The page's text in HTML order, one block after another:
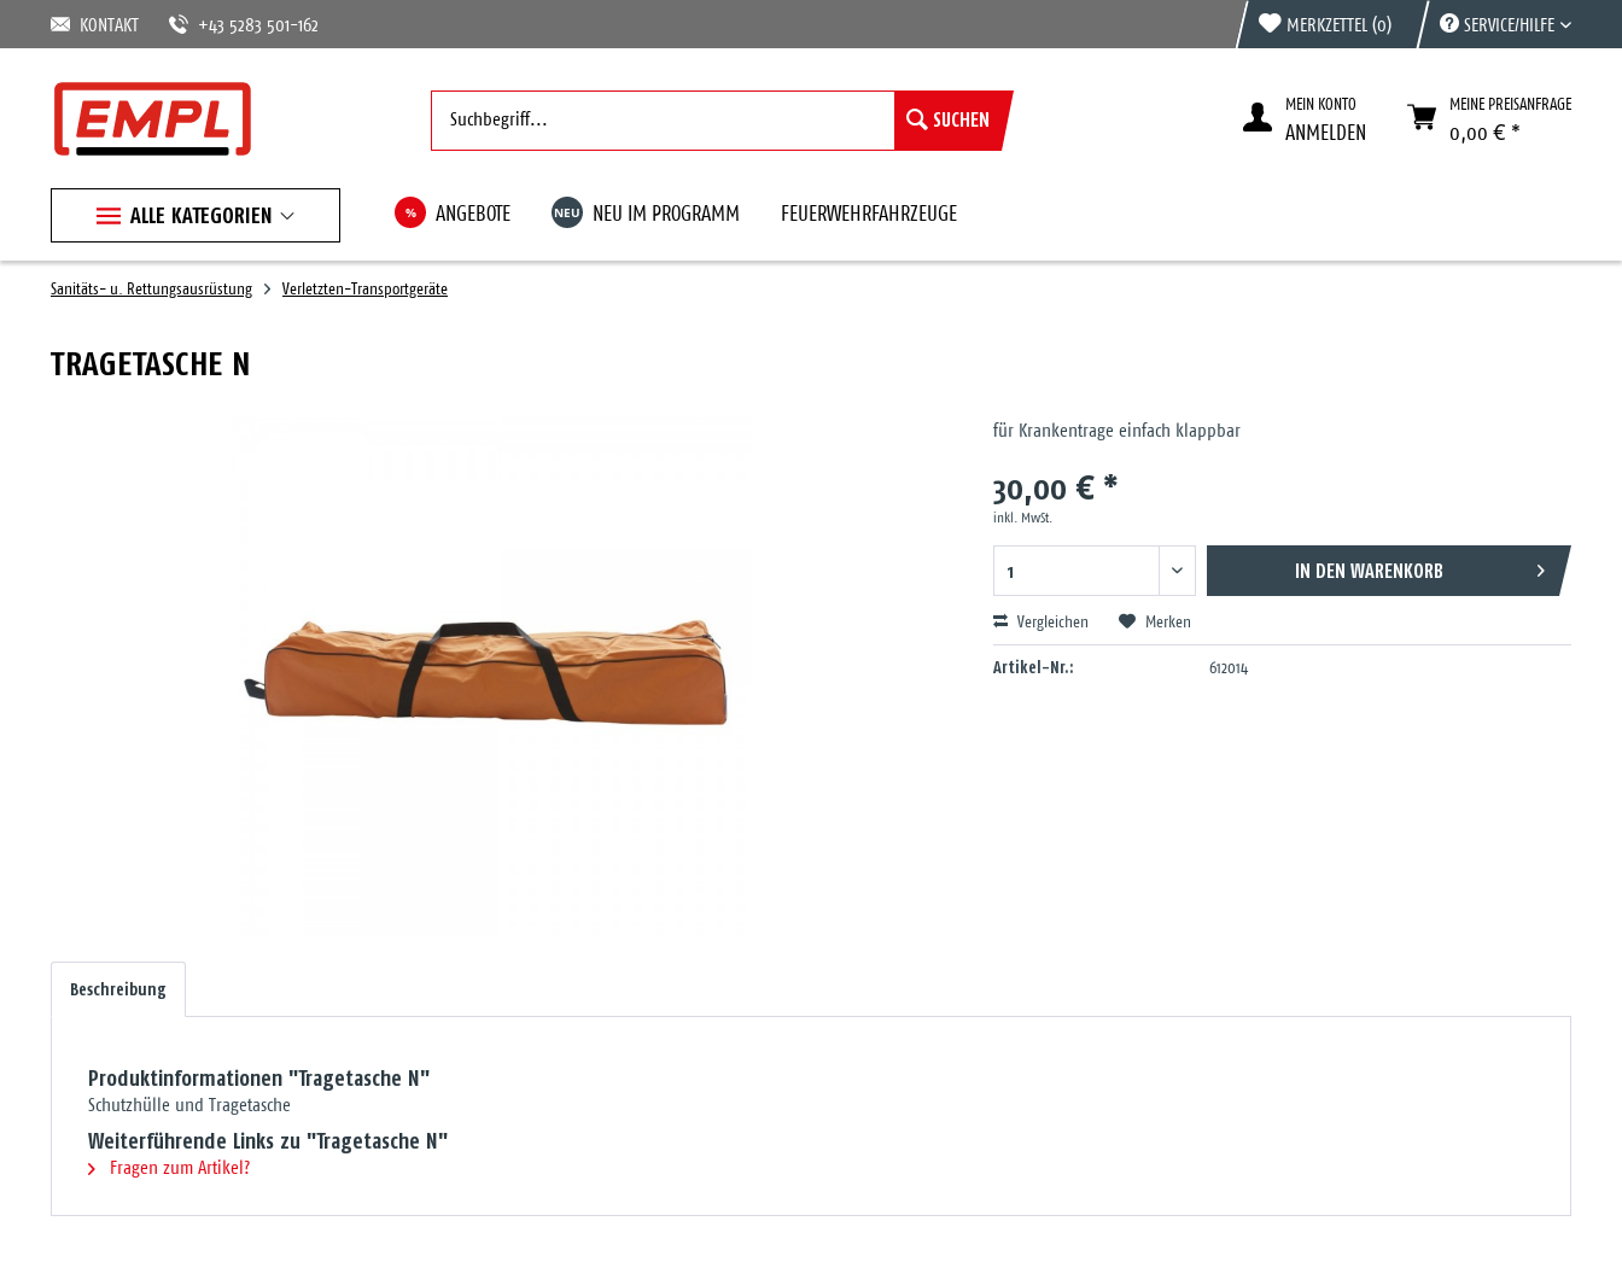
KONTAKT +43 5283 501-162 MERKZETTEL (0) SERVICE/HILFE
SUCHEN
MEIN KONTO
ANMELDEN
MEINE PREISANFRAGE
0,00 € *
ALLE KATEGORIEN % ANGEBOTE NEU NEU IM PROGRAMM FEUERWEHRFAHRZEUGE
Sanitäts- u. Rettungsausrüstung Verletzten-Transportgeräte
TRAGETASCHE N
für Krankentrage einfach klappbar
30,00 € *
inkl. MwSt.
IN DEN WARENKORB
Vergleichen Merken
Artikel-Nr.: 612014
Beschreibung
Produktinformationen "Tragetasche N"
Schutzhülle und Tragetasche
Weiterführende Links zu "Tragetasche N"
Fragen zum Artikel?